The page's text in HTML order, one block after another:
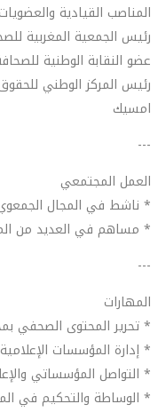
المناصب القيادية والعضويات
رئيس الجمعية المغربية
عضو النقابة الوطنية
رئيس المركز الوطني
امسيك
---
العمل المجتمعي
* ناشط في المجال
* مساهم في العديد من
---
المهارات
* تحرير المحتوى الصحفي
* إدارة المؤسسات
* التواصل المؤسساتي
* الوساطة والتحكيم في